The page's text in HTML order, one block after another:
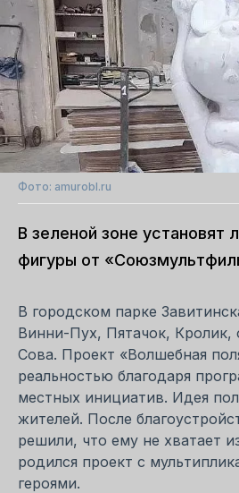
Фото: amurobl.ru
В зеленой зоне установят
фигуры от
В городском парке
Винни-Пух, Пятачок, Кролик,
Сова. Проект «Волшебная
реальностью благодаря
местных инициатив. Идея
жителей. После
решили, что ему не хватает
родился проект с
героями.